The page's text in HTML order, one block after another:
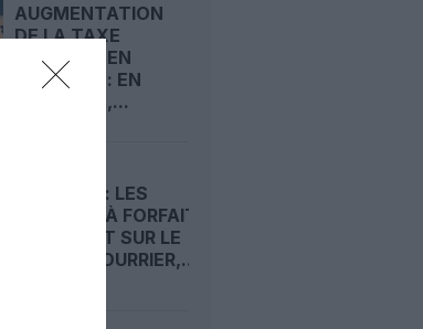
AUGMENTATION
DE LA TAXE
AÉRIENNE EN
BELGIQUE : EN
RÉACTION,...
ÉTÉ 2026 : LES
VOYAGES À FORFAIT
RÉSISTENT SUR LE
MOYEN‑COURRIER,...